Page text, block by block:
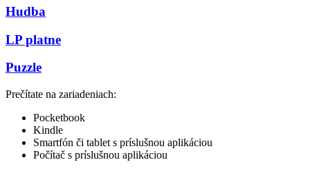
Hudba
LP platne
Puzzle
Prečítate na zariadeniach:
Pocketbook
Kindle
Smartfón či tablet s príslušnou aplikáciou
Počítač s príslušnou aplikáciou